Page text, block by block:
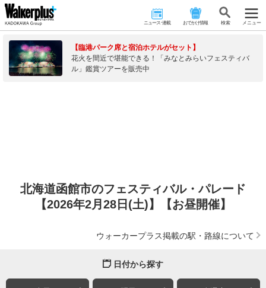
ニュース･連載 おでかけ情報 検 索 メニュー
【臨港パーク席と宿泊ホテルがセット】
花火を間近で堪能できる！「みなとみらいフェスティバ
ル」鑑賞ツアーを販売中
北海道函館市のフェスティバル・パレード
【2026年2月28日(土)】【お昼開催】
ウォーカープラス掲載の駅・路線について
日付から探す